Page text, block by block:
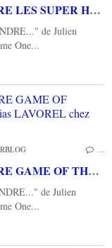
[REVUE LIVRE GEEK] COMPRENDRE LES SUPER HEROS de Julien TELLOUCK et Mathias LAVOREL chez 404 Editions
de Julien
One...
[REVUE LIVRE GEEK] COMPRENDRE GAME OF THRONES de Julien TELLOUCK et Mathias LAVOREL chez 404 Editions
de Julien
One...